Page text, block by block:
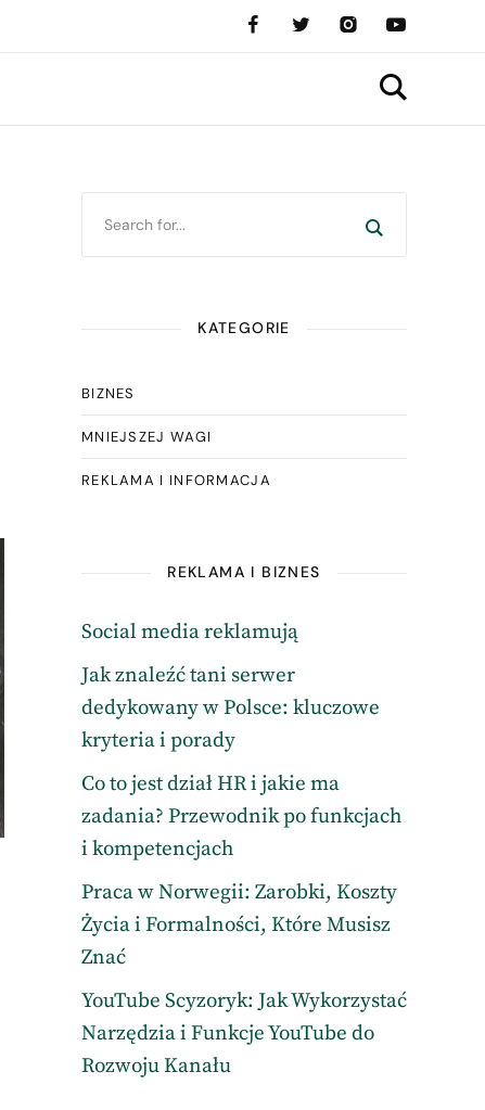
KATEGORIE
BIZNES
MNIEJSZEJ WAGI
REKLAMA I INFORMACJA
REKLAMA I BIZNES
Social media reklamują
Jak znaleźć tani serwer
dedykowany w Polsce: kluczowe
kryteria i porady
Co to jest dział HR i jakie ma
zadania? Przewodnik po funkcjach
i kompetencjach
Praca w Norwegii: Zarobki, Koszty
Życia i Formalności, Które Musisz
Znać
YouTube Scyzoryk: Jak Wykorzystać
Narzędzia i Funkcje YouTube do
Rozwoju Kanału